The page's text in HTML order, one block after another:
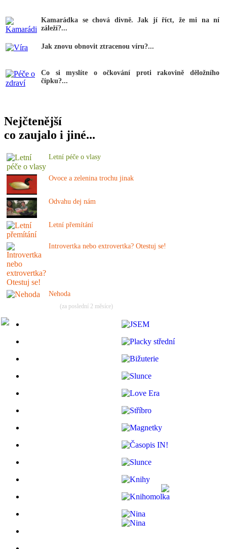
Kamarádka se chová divně. Jak jí říct, že mi na ní
záleží?...
Jak znovu obnovit ztracenou víru?...
Co si myslíte o očkování proti rakovině děložního
čípku?...
Nejčtenější
co zaujalo i jiné...
Letní péče o vlasy
Ovoce a zelenina trochu jinak
Odvahu dej nám
Letní přemítání
Introvertka nebo extrovertka? Otestuj se!
Nehoda
(za poslední 2 měsíce)